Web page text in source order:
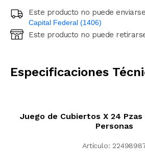
Este producto no puede
Capital Federal (1406)
Ingresá código postal (sólo números)
Este producto no puede
Especificaciones
Juego de Cubiertos X 24
Personas
Artículo: